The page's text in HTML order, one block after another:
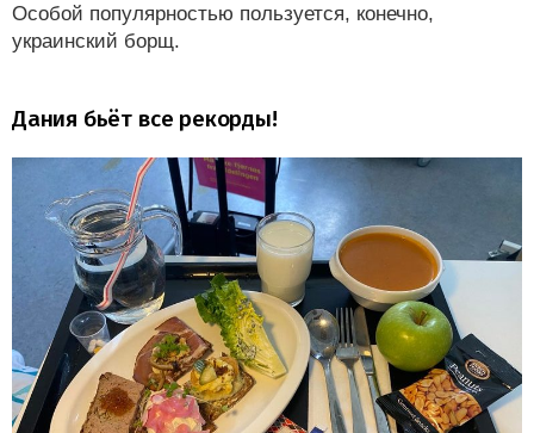
Особой популярностью пользуется, конечно,
украинский борщ.
Дания бьёт все рекорды!